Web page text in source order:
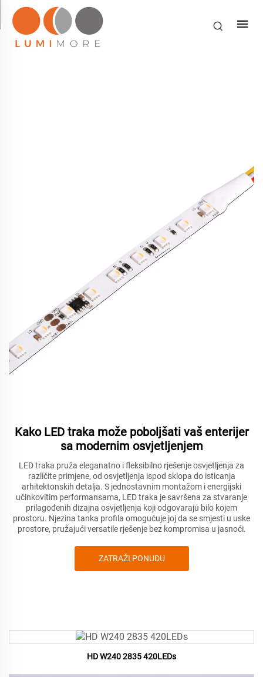
Kako LED traka može poboljšati vaš enterijer
sa modernim osvjetljenjem
LED traka pruža eleganatno i fleksibilno rješenje osvjetljenja za
različite primjene, od osvjetljenja ispod sklopa do isticanja
arhitektonskih detalja. S jednostavnim montažom i energijski
učinkovitim performansama, LED traka je savršena za stvaranje
prilagođenih dizajna osvjetljenja koji odgovaraju bilo kojem
prostoru. Njezina tanka profila omogućuje joj da se smjesti u uske
prostore, pružajući versatile rješenje bez kompromisa u jasnoći.
ZATRAŽI PONUDU
HD W240 2835 420LEDs